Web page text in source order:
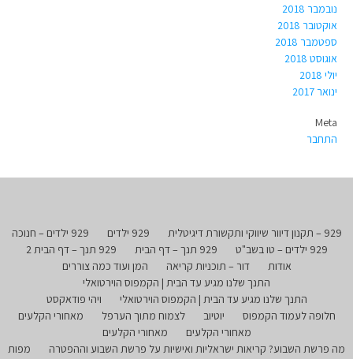
נובמבר 2018
אוקטובר 2018
ספטמבר 2018
אוגוסט 2018
יולי 2018
ינואר 2017
Meta
התחבר
929 – תקנון דיוור שיווקי ותקשורת דיגיטלית 929 ילדים
929 ילדים – חנוכה
929 ילדים – טו בשב"ט
929 תנך – דף הבית
929 תנך – דף הבית 2
אודות
דור – תוכניות קריאה
המן ועוד כמה צוררים
התנך שלנו מגיע עד הבית | הקמפוס הוירטואלי
התנך שלנו מגיע עד הבית | הקמפוס הוירטואלי
ויהי פודאקסט
חלופה לעמוד הקמפוס
יוטיוב לצמוח מתוך הערפל
מאחורי הקלעים
מאחורי הקלעים
מאחורי הקלעים
מה פרשת השבוע? קריאות ישראליות ואישיות על פרשת השבוע וההפטרה
מפות